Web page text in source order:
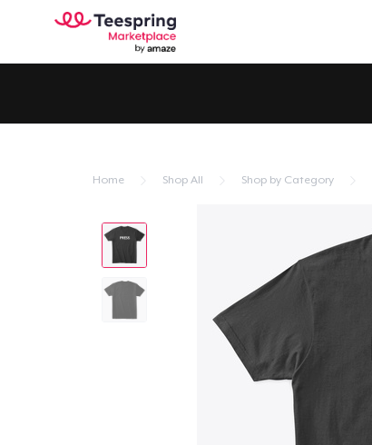
Home Shop All Shop by Category